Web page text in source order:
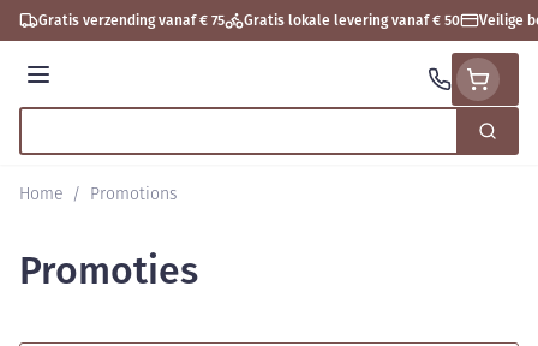
Ga naar de inhoud
Gratis verzending vanaf € 75 Gratis lokale levering vanaf € 50 Veilige
Menu
Zoek
Home / Promotions
Promoties